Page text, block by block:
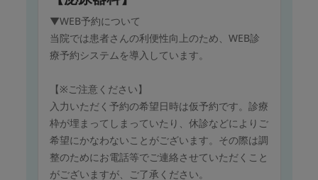
▼WEB予約について
当院では患者さんの利便性向上のため、WEB診
療予約システムを導入しています。
【※ご注意ください】
入力いただく予約の希望日時は仮予約です。診療
枠が埋まってしまっていたり、休診などによりご
希望にかなわないことがございます。その際は調
整のためにお電話等でご連絡させていただくこと
がございますが、ご了承ください。